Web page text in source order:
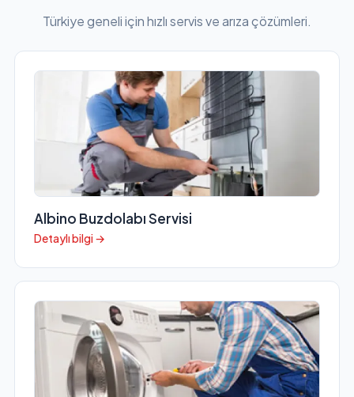
Türkiye geneli için hızlı servis ve arıza çözümleri.
Albino Buzdolabı Servisi
Detaylı bilgi →